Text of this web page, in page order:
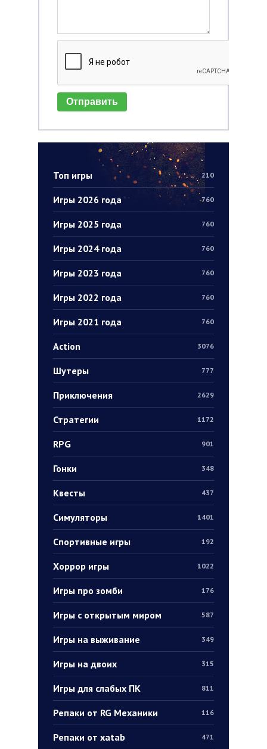
Топ игры 210
Игры 2026 года 760
Игры 2025 года 760
Игры 2024 года 760
Игры 2023 года 760
Игры 2022 года 760
Игры 2021 года 760
Action 3076
Шутеры 777
Приключения 2629
Стратегии 1172
RPG 901
Гонки 348
Квесты 437
Симуляторы 1401
Спортивные игры 192
Хоррор игры 1022
Игры про зомби 176
Игры с открытым миром 587
Игры на выживание 349
Игры на двоих 315
Игры для слабых ПК 811
Репаки от RG Механики 116
Репаки от xatab 471
Отправить